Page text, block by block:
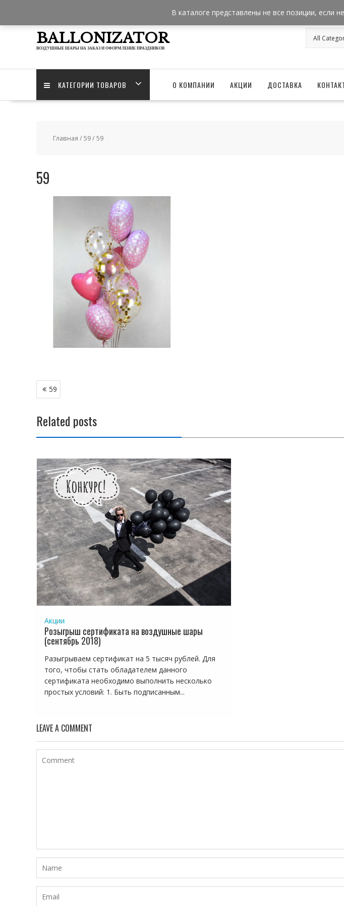
content
BALLONIZATOR
ВОЗДУШНЫЕ ШАРЫ НА ЗАКАЗ И ОФОРМЛЕНИЕ ПРАЗДНИКОВ
КАТЕГОРИИ ТОВАРОВ О КОМПАНИИ АКЦИИ ДОСТАВКА
Главная /59/ 59
59
Навигация
по
записям
59
Related posts
Акции
Розыгрыш сертификата на воздушные шары
(сентябрь 2018)
Разыгрываем сертификат на 5 тысяч рублей. Для
того, чтобы стать обладателем данного
сертификата необходимо выполнить несколько
простых условий: 1. Быть подписанным...
LEAVE A COMMENT
В каталоге представлены не все позиции, если